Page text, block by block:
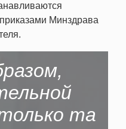
Минздрава
та